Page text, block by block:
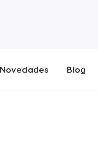
Novedades Blog